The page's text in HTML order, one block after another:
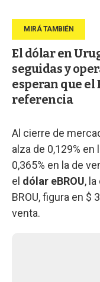
El dólar en
seguidas y
esperan que el
referencia
Al cierre de
alza de 0,129%
0,365% en la de
el dólar eBROU,
BROU, figura en $
venta.